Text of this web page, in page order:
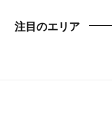
注目のエリア